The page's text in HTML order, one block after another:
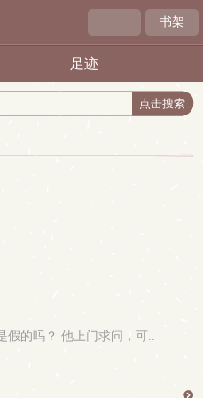
书架
足迹
假的吗？ 他上门求问，可..